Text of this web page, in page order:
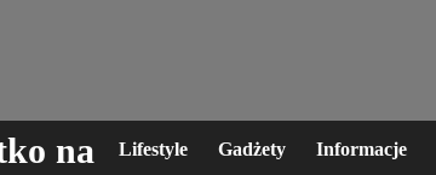
na
Lifestyle Gadżety Informacje